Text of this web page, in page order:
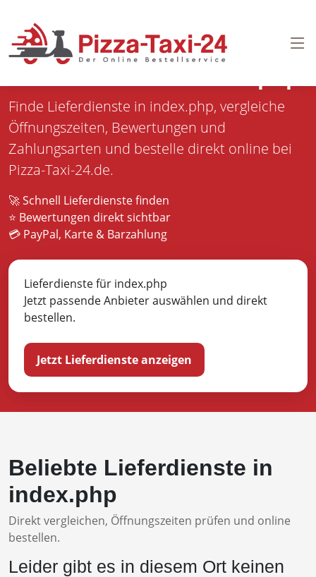
Finde Lieferdienste in index.php, vergleiche
Öffnungszeiten, Bewertungen und
Zahlungsarten und bestelle direkt online bei
Pizza-Taxi-24.de.
🚀 Schnell Lieferdienste finden
⭐ Bewertungen direkt sichtbar
💳 PayPal, Karte & Barzahlung
Lieferdienste für index.php
Jetzt passende Anbieter auswählen und direkt
bestellen.
Jetzt Lieferdienste anzeigen
Beliebte Lieferdienste in
index.php
Direkt vergleichen, Öffnungszeiten prüfen und online
bestellen.
Leider gibt es in diesem Ort keinen